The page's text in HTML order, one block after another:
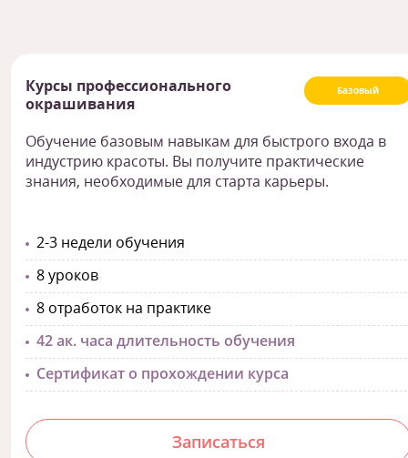
Базовый
Курсы профессионального
окрашивания
Обучение базовым навыкам для быстрого входа в
индустрию красоты. Вы получите практические
знания, необходимые для старта карьеры.
2-3 недели обучения
8 уроков
8 отработок на практике
42 ак. часа длительность обучения
Сертификат о прохождении курса
Записаться